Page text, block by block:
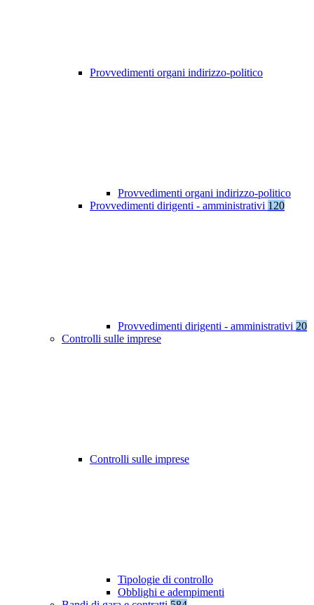
Provvedimenti organi indirizzo-politico
Provvedimenti organi indirizzo-politico
Provvedimenti dirigenti - amministrativi 120
Provvedimenti dirigenti - amministrativi 20
Controlli sulle imprese
Controlli sulle imprese
Tipologie di controllo
Obblighi e adempimenti